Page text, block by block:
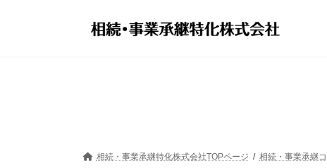
相続・事業承継特化株式会社TOPページ 相続・事業承継